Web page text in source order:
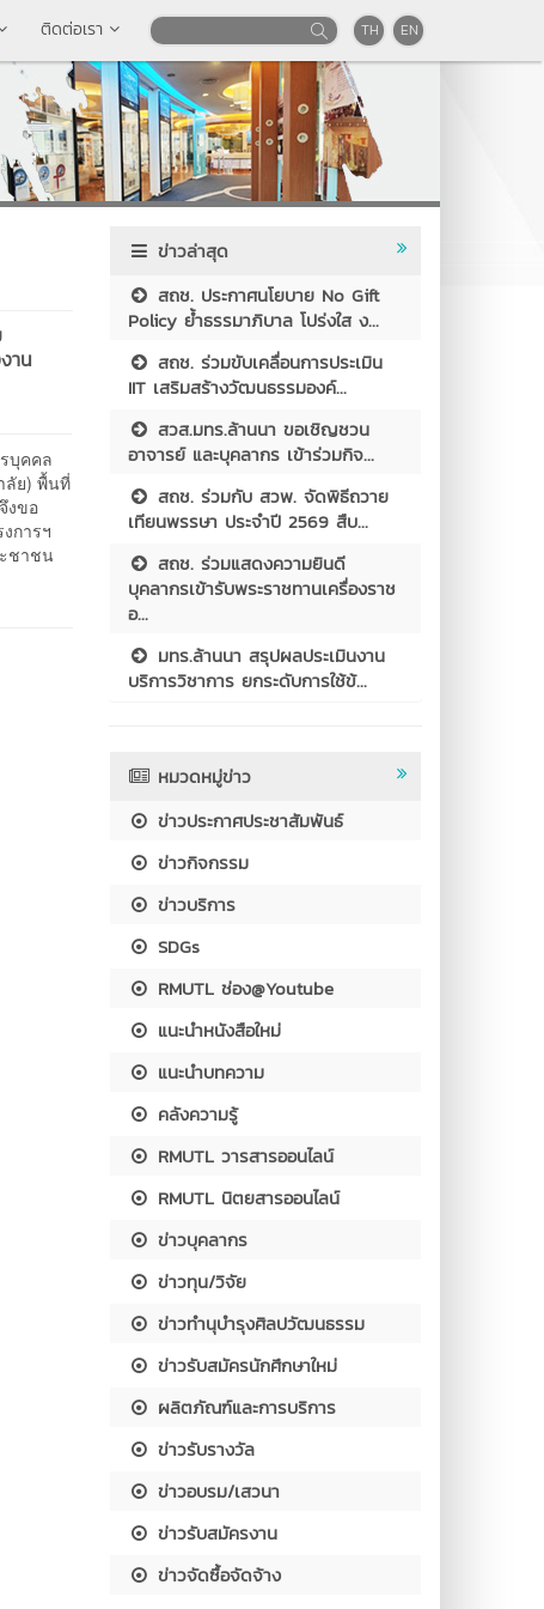
ติดต่อเรา TH EN
าน
บุคคล
ลัย) พื้นที่
งขอ
การฯ
ชาชน
ข่าวล่าสุด
สถช. ประกาศนโยบาย No Gift
Policy ย้ำธรรมาภิบาล โปร่งใส ง...
สถช. ร่วมขับเคลื่อนการประเมิน
IIT เสริมสร้างวัฒนธรรมองค์...
สวส.มทร.ล้านนา ขอเชิญชวน
อาจารย์ และบุคลากร เข้าร่วมกิจ...
สถช. ร่วมกับ สวพ. จัดพิธีถวาย
เทียนพรรษา ประจำปี 2569 สืบ...
สถช. ร่วมแสดงความยินดี
บุคลากรเข้ารับพระราชทานเครื่องราช
อ...
มทร.ล้านนา สรุปผลประเมินงาน
บริการวิชาการ ยกระดับการใช้ข้...
หมวดหมู่ข่าว
ข่าวประกาศประชาสัมพันธ์
ข่าวกิจกรรม
ข่าวบริการ
SDGs
RMUTL ช่อง@Youtube
แนะนำหนังสือใหม่
แนะนำบทความ
คลังความรู้
RMUTL วารสารออนไลน์
RMUTL นิตยสารออนไลน์
ข่าวบุคลากร
ข่าวทุน/วิจัย
ข่าวทำนุบำรุงศิลปวัฒนธรรม
ข่าวรับสมัครนักศึกษาใหม่
ผลิตภัณฑ์และการบริการ
ข่าวรับรางวัล
ข่าวอบรม/เสวนา
ข่าวรับสมัครงาน
ข่าวจัดซื้อจัดจ้าง